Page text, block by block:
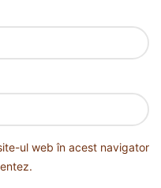
ul web în acest navigator